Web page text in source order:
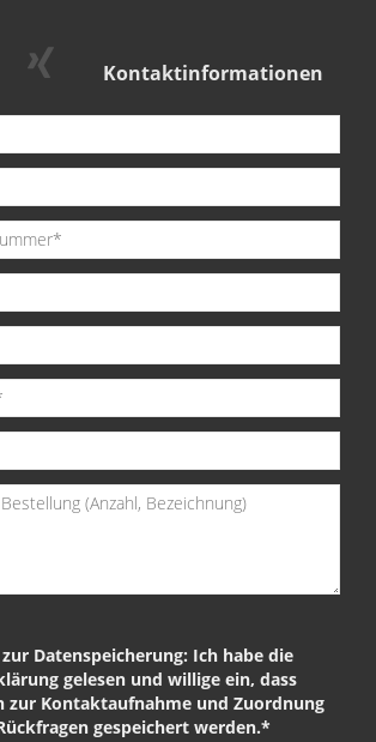
Kontaktinformationen
Datenspeicherung: Ich habe die
gelesen und willige ein, dass
zur Kontaktaufnahme und Zuordnung
gespeichert werden.*